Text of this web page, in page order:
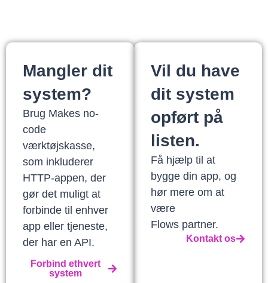
Mangler dit
system?
Brug Makes no-
code
værktøjskasse,
som inkluderer
HTTP-appen, der
gør det muligt at
forbinde til enhver
app eller tjeneste,
der har en API.
Forbind ethvert
system
Vil du have
dit system
opført på
listen.
Få hjælp til at
bygge din app, og
hør mere om at
være
Flows partner.
Kontakt os